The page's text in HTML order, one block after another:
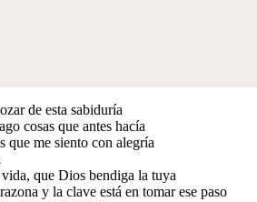
de esta sabiduría
cosas que antes hacía
que me siento con alegría
que Dios bendiga la tuya
y la clave está en tomar ese paso